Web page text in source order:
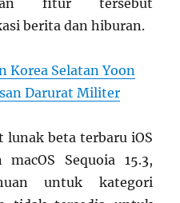
berita dan hiburan.
Korea Selatan Yoon
Darurat Militer
lunak beta terbaru iOS
macOS Sequoia 15.3,
untuk kategori